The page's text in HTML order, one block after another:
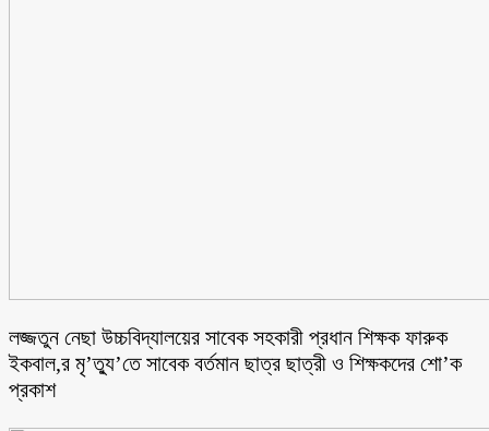
লজ্জতুন নেছা উচ্চবিদ্যালয়ের সাবেক সহকারী প্রধান শিক্ষক ফারুক
ইকবাল,র মৃ’ত্যু’তে সাবেক বর্তমান ছাত্র ছাত্রী ও শিক্ষকদের শো’ক
প্রকাশ